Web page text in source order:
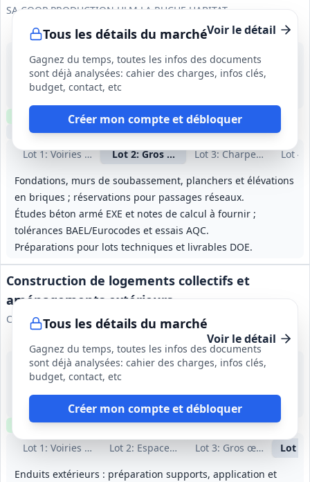
Tous les détails du marché
Gagnez du temps, toutes les infos des documents
sont déjà analysées: cahier des charges, infos clés,
budget, contact, etc
Créer mon compte et débloquer
SA COOP PRODUCTION HLM LA RUCHE HABITAT
Voir le détail
Lot1: Voiries Réseaux Divers (VRD)
Lot2: Gros œuvreLot3: Charpente bois
Lot 4
Fondations, murs de soubassement, planchers et élévations
en briques ; réservations pour passages réseaux.
Études béton armé EXE et notes de calcul à fournir ;
tolérances BAEL/Eurocodes et essais AQC.
Préparations pour lots techniques et livrables DOE.
10 sept. 2026
Saran (45)
Clause environnementale Clause sociale Visite
Échantillonsoptionnels
Tous les détails du marché
Gagnez du temps, toutes les infos des documents
sont déjà analysées: cahier des charges, infos clés,
budget, contact, etc
Créer mon compte et débloquer
Construction de logements collectifs et
aménagements extérieurs
Comité Ouvrier du Logement
Voir le détail
Lot 1 : Voiries et réseaux divers
Lot 2: Espaces vertsLot 3: Gros œuvre Lot
Enduits extérieurs : préparation supports, application et
18 sept. 2026
Bidart (64)
Clause environnementale Clause sociale